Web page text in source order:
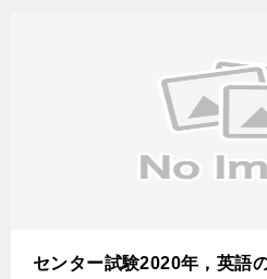
センター試験2020年，英語